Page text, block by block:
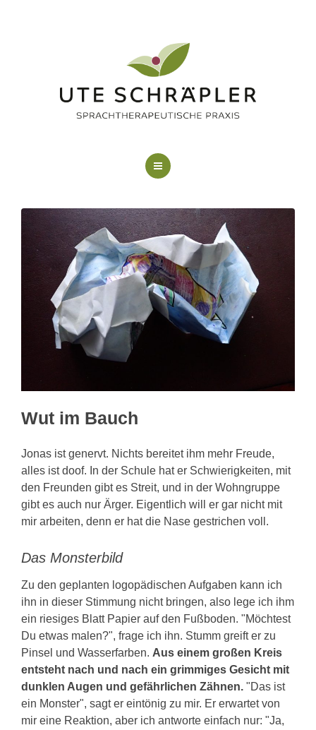
KUNSTTHERAPIE
FAQ
ÜBER MICH
KONTAKT
Wut im Bauch
Jonas ist genervt. Nichts bereitet ihm mehr Freude,
alles ist doof. In der Schule hat er Schwierigkeiten, mit
den Freunden gibt es Streit, und in der Wohngruppe
gibt es auch nur Ärger. Eigentlich will er gar nicht mit
mir arbeiten, denn er hat die Nase gestrichen voll.
Das Monsterbild
Zu den geplanten logopädischen Aufgaben kann ich
ihn in dieser Stimmung nicht bringen, also lege ich ihm
ein riesiges Blatt Papier auf den Fußboden. "Möchtest
Du etwas malen?", frage ich ihn. Stumm greift er zu
Pinsel und Wasserfarben. Aus einem großen Kreis
entsteht nach und nach ein grimmiges Gesicht mit
dunklen Augen und gefährlichen Zähnen. "Das ist
ein Monster", sagt er eintönig zu mir. Er erwartet von
mir eine Reaktion, aber ich antworte einfach nur: "Ja,